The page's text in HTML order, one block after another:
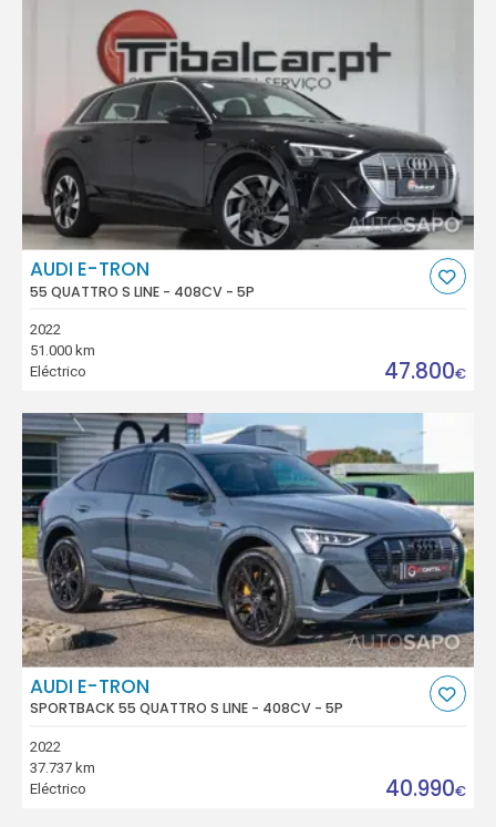
AUDI E-TRON
55 QUATTRO S LINE - 408CV - 5P
2022
51.000 km
Eléctrico
47.800€
AUDI E-TRON
SPORTBACK 55 QUATTRO S LINE - 408CV - 5P
2022
37.737 km
Eléctrico
40.990€